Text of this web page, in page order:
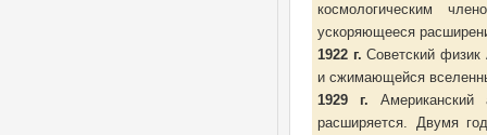
космологическим
ускоряющееся
1922 г. Советский
и сжимающейся
1929 г.
расширяется. Двумя